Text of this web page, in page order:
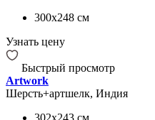
300x248 см
Узнать цену
Быстрый просмотр
Artwork
Шерсть+артшелк, Индия
302x243 см